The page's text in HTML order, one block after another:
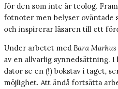
för den som inte är teolog.
fotnoter men belyser oväntade
och inspirerar läsaren till ett
Under arbetet med Bara Markus
av en allvarlig synnedsättning. I
dator se en (!) bokstav i taget,
möjlighet. Att ändå fortsätta